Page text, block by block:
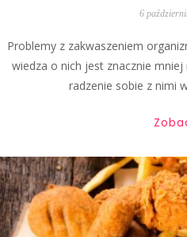
6
Problemy z zakwaszeniem
wiedza o nich jest znacznie
radzenie sobie z nimi